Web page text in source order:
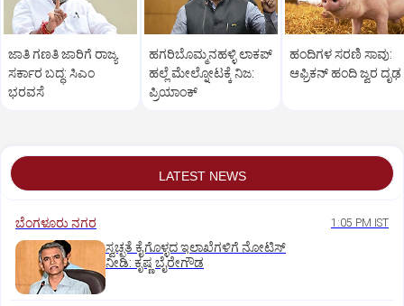
ಜಾತಿ ಗಣತಿ ಜಾರಿಗೆ ರಾಜ್ಯ
ಸರ್ಕಾರ ಬದ್ಧ: ಸಿಎಂ
ಭರವಸೆ
ಹಗರಿಬೊಮ್ಮನಹಳ್ಳಿ ಲಾಕಪ್‌
ಹಲ್ಲೆ ಮೇಲ್ನೋಟಕ್ಕೆ ನಿಜ:
ಪ್ರಿಯಾಂಕ್‌
ಹಂದಿಗಳ ಸರಣಿ ಸಾವು:
ಆಫ್ರಿಕನ್‌ ಹಂದಿ ಜ್ವರ ದೃಢ
LATEST NEWS
ಬೆಂಗಳೂರು ನಗರ 1:05 PM IST
ಸ್ವಚ್ಛತೆ ಕೈಗೊಳ್ಳದ ಇಲಾಖೆಗಳಿಗೆ ನೋಟಿಸ್‌
ನೀಡಿ: ಕೃಷ್ಣ ಬೈರೇಗೌಡ